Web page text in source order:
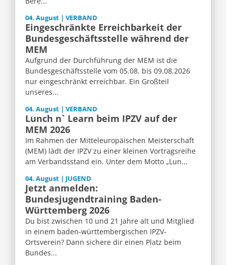
04. August | VERBAND
Eingeschränkte Erreichbarkeit der
Bundesgeschäftsstelle während der
MEM
Aufgrund der Durchführung der MEM ist die
Bundesgeschäftsstelle vom 05.08. bis 09.08.2026
nur eingeschränkt erreichbar. Ein Großteil
unseres...
04. August | VERBAND
Lunch n` Learn beim IPZV auf der
MEM 2026
Im Rahmen der Mitteleuropäischen Meisterschaft
(MEM) lädt der IPZV zu einer kleinen Vortragsreihe
am Verbandsstand ein. Unter dem Motto „Lun...
04. August | JUGEND
Jetzt anmelden:
Bundesjugendtraining Baden-
Württemberg 2026
Du bist zwischen 10 und 21 Jahre alt und Mitglied
in einem baden-württembergischen IPZV-
Ortsverein? Dann sichere dir einen Platz beim
Bundes...